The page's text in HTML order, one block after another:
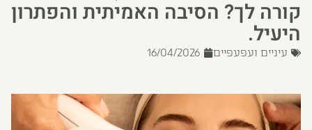
קורה לך? הסיבה האמיתית והפתרון
היעיל.
עיניים ועפעפיים 16/04/2026